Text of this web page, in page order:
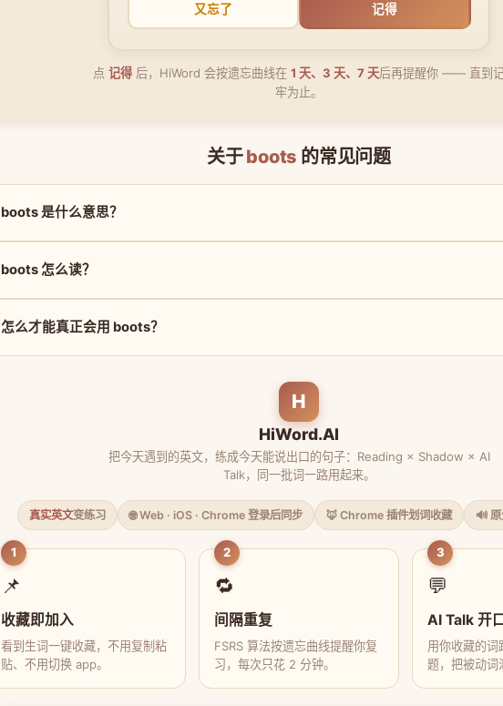
又忘了 记得
点 记得 后，HiWord 会按遗忘曲线在 1 天、3 天、7 天后再提醒你 —— 直到
牢为止。
关于boots 的常见问题
boots 是什么意思？
boots 怎么读？
怎么才能真正会用 boots？
H
HiWord.AI
把今天遇到的英文，练成今天能说出口的句子：Reading × Shadow × AI
Talk，同一批词一路用起来。
真实英文变练习 🌐 Web · iOS · Chrome 登录后同步 🦊 Chrome 插件划词收藏 🔊
1
📌
收藏即加入
看到生词一键收藏，不用复制粘
贴、不用切换 app。
2
🔁
间隔重复
FSRS 算法按遗忘曲线提醒你复
习，每次只花 2 分钟。
3
💬
AI Talk 开
用你收藏的词
题，把被动词